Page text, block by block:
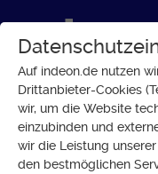
MIGRATION
Auf indeon.de nutzen
Drittanbieter-Cookies
wir, um die Website
einzubinden und
wir die Leistung
den bestmöglichen